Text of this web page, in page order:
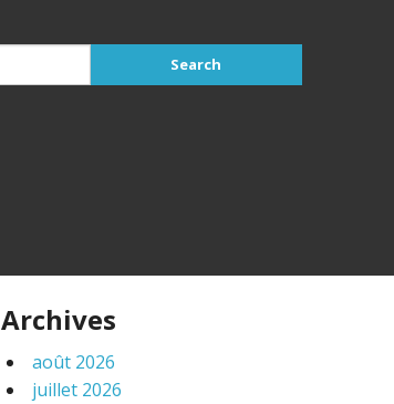
Archives
août 2026
juillet 2026